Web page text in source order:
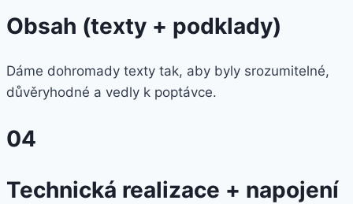
Obsah (texty + podklady)
Dáme dohromady texty tak, aby byly srozumitelné,
důvěryhodné a vedly k poptávce.
04
Technická realizace + napojení